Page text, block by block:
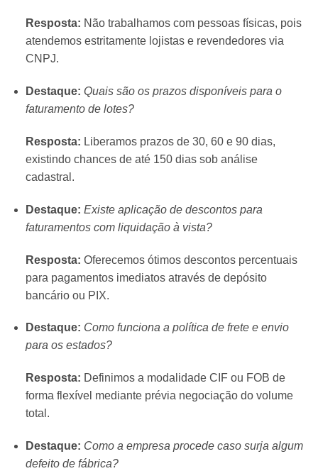
Resposta: Não trabalhamos com pessoas físicas, pois
atendemos estritamente lojistas e revendedores via
CNPJ.
Destaque: Quais são os prazos disponíveis para o
faturamento de lotes?
Resposta: Liberamos prazos de 30, 60 e 90 dias,
existindo chances de até 150 dias sob análise
cadastral.
Destaque: Existe aplicação de descontos para
faturamentos com liquidação à vista?
Resposta: Oferecemos ótimos descontos percentuais
para pagamentos imediatos através de depósito
bancário ou PIX.
Destaque: Como funciona a política de frete e envio
para os estados?
Resposta: Definimos a modalidade CIF ou FOB de
forma flexível mediante prévia negociação do volume
total.
Destaque: Como a empresa procede caso surja algum
defeito de fábrica?